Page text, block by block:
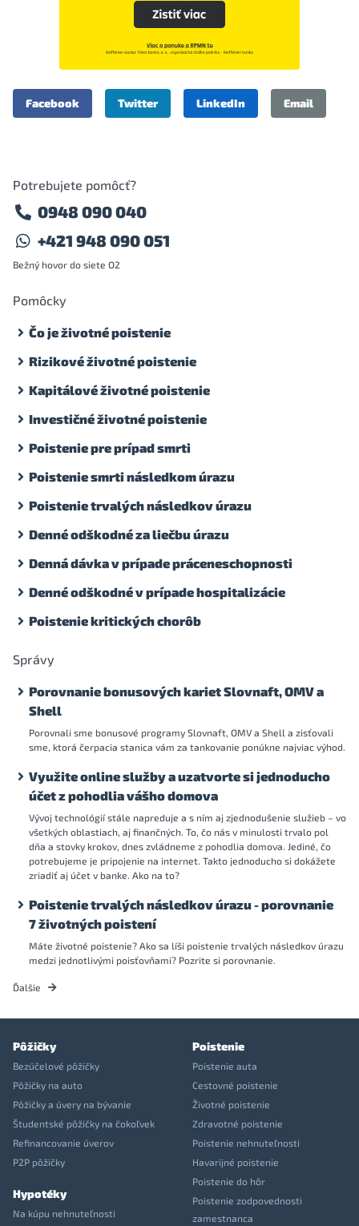
Facebook Twitter LinkedIn Email
Potrebujete pomôcť?
0948 090 040
+421 948 090 051
Bežný hovor do siete O2
Pomôcky
Čo je životné poistenie
Rizikové životné poistenie
Kapitálové životné poistenie
Investičné životné poistenie
Poistenie pre prípad smrti
Poistenie smrti následkom úrazu
Poistenie trvalých následkov úrazu
Denné odškodné za liečbu úrazu
Denná dávka v prípade práceneschopnosti
Denné odškodné v prípade hospitalizácie
Poistenie kritických chorôb
Správy
Porovnanie bonusových kariet Slovnaft, OMV a
Shell
Porovnali sme bonusové programy Slovnaft, OMV a Shell a zisťovali
sme, ktorá čerpacia stanica vám za tankovanie ponúkne najviac výhod.
Využite online služby a uzatvorte si jednoducho
účet z pohodlia vášho domova
Vývoj technológií stále napreduje a s ním aj zjednodušenie služieb – vo
všetkých oblastiach, aj finančných. To, čo nás v minulosti trvalo pol
dňa a stovky krokov, dnes zvládneme z pohodlia domova. Jediné, čo
potrebujeme je pripojenie na internet. Takto jednoducho si dokážete
zriadiť aj účet v banke. Ako na to?
Poistenie trvalých následkov úrazu - porovnanie
7 životných poistení
Máte životné poistenie? Ako sa líši poistenie trvalých následkov úrazu
medzi jednotlivými poisťovňami? Pozrite si porovnanie.
Ďalšie
Pôžičky
Bezúčelové pôžičky
Pôžičky na auto
Pôžičky a úvery na bývanie
Študentské pôžičky na čokoľvek
Refinancovanie úverov
P2P pôžičky
Hypotéky
Na kúpu nehnuteľnosti
Poistenie
Poistenie auta
Cestovné poistenie
Životné poistenie
Zdravotné poistenie
Poistenie nehnuteľnosti
Havarijné poistenie
Poistenie do hôr
Poistenie zodpovednosti
zamestnanca